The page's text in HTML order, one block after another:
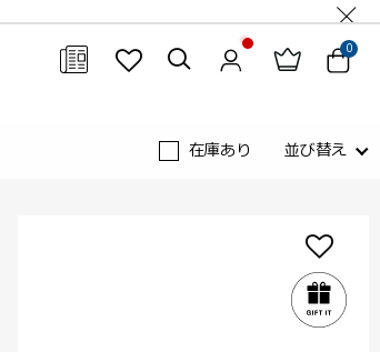
0
閉じる在庫あり 並び替え